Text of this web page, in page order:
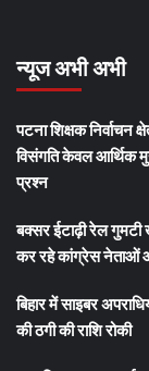
न्यूज अभी अभी
पटना शिक्षक निर्वाचन
विसंगति केवल आर्थिक
प्रश्न
बक्सर ईटाढ़ी रेल
कर रहे कांग्रेस नेताओं
बिहार में साइबर
की ठगी की राशि रोकी